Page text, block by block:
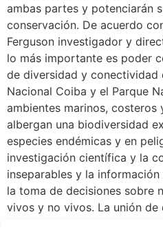
ambas partes y potenciarán
conservación. De acuerdo
Ferguson investigador y
lo más importante es poder
de diversidad y conectividad
Nacional Coiba y el Parque
ambientes marinos,
albergan una biodiversidad
especies endémicas y en
investigación científica y la
inseparables y la
la toma de decisiones sobre
vivos y no vivos. La unión de